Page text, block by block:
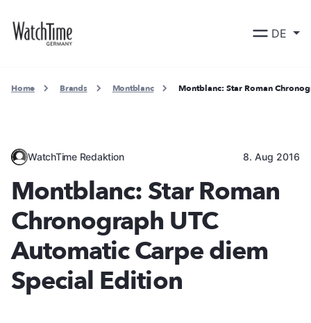
DE
Home Brands Montblanc Montblanc: Star Roman
WatchTime Redaktion 8. Aug 2016
Montblanc: Star Roman
Chronograph UTC
Automatic Carpe diem
Special Edition